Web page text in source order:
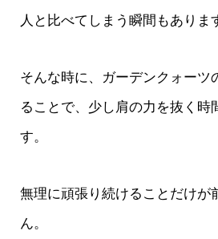
人と比べてしまう瞬間もありま
そんな時に、ガーデンクォーツ
ることで、少し肩の力を抜く時
す。
無理に頑張り続けることだけが
ん。